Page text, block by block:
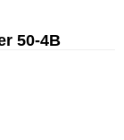
50-4B